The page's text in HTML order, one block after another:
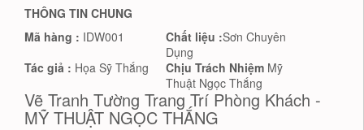
THÔNG TIN CHUNG
Mã hàng : IDW001 Chất liệu :Sơn Chuyên
Dụng
Tác giả : Họa Sỹ Thắng Chịu Trách Nhiệm Mỹ
Thuật Ngọc Thắng
Vẽ Tranh Tường Trang Trí Phòng Khách -
MỸ THUẬT NGỌC THẮNG